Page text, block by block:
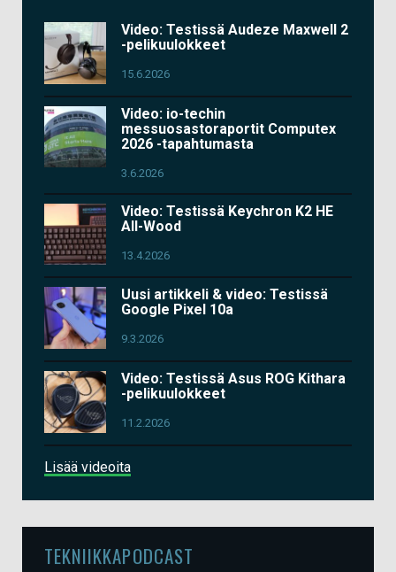
Video: Testissä Audeze Maxwell 2
-pelikuulokkeet
15.6.2026
Video: io-techin
messuosastoraportit Computex
2026 -tapahtumasta
3.6.2026
Video: Testissä Keychron K2 HE
All-Wood
13.4.2026
Uusi artikkeli & video: Testissä
Google Pixel 10a
9.3.2026
Video: Testissä Asus ROG Kithara
-pelikuulokkeet
11.2.2026
Lisää videoita
TEKNIIKKAPODCAST